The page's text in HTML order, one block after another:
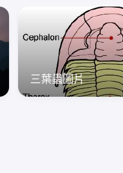
三葉蟲圖片